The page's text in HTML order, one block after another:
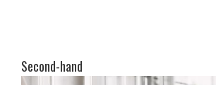
Second-hand